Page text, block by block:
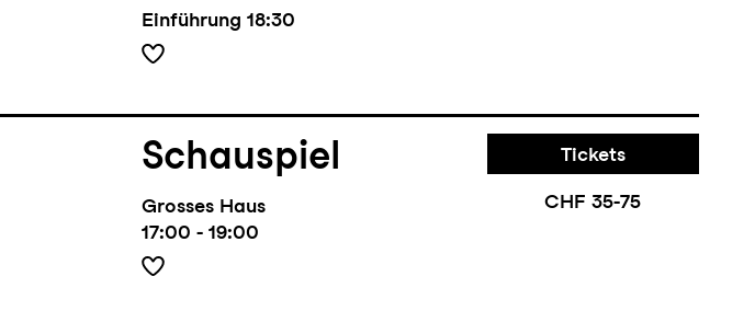
Einführung 18:30
Schauspiel
Grosses Haus
17:00 - 19:00
Tickets
CHF 35-75